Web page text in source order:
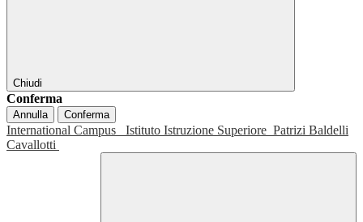
Chiudi
Conferma
Annulla Conferma
International Campus Istituto Istruzione Superiore Patrizi Baldelli
Cavallotti